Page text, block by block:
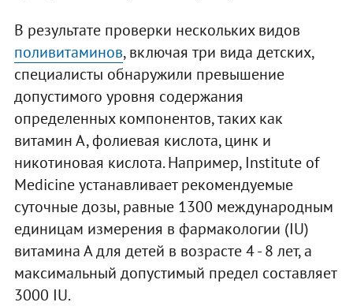
В результате проверки нескольких видов
поливитаминов, включая три вида детских,
специалисты обнаружили превышение
допустимого уровня содержания
определенных компонентов, таких как
витамин А, фолиевая кислота, цинк и
никотиновая кислота. Например, Institute of
Medicine устанавливает рекомендуемые
суточные дозы, равные 1300 международным
единицам измерения в фармакологии (IU)
витамина А для детей в возрасте 4 - 8 лет, а
максимальный допустимый предел составляет
3000 IU.